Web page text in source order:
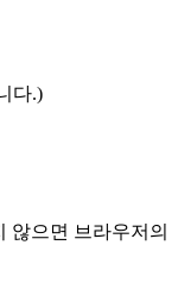
다.)
않으면 브라우저의